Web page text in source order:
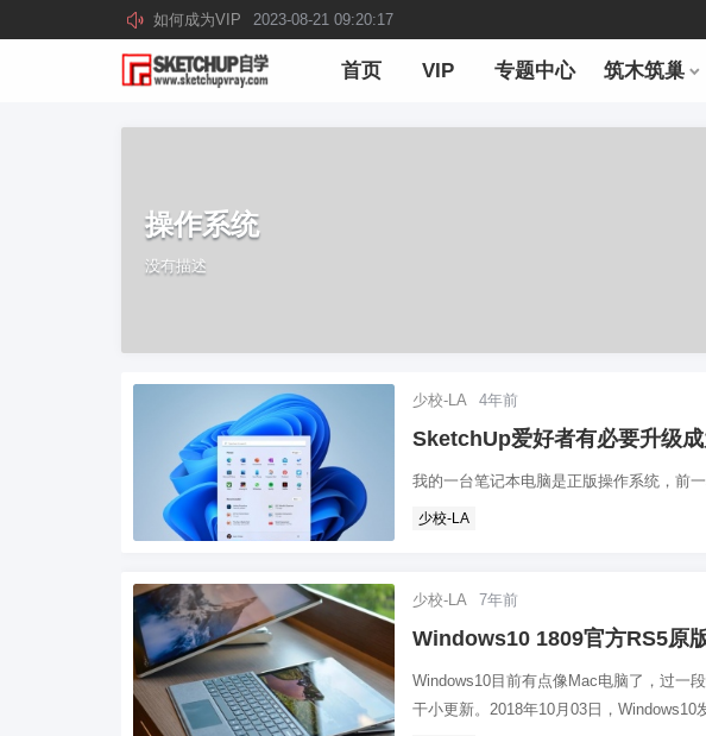
如何成为VIP 2023-08-21 09:20:17
首页 VIP 专题中心 筑木筑巢
操作系统
没有描述
少校-LA 4年前
SketchUp爱好者有必要升级
我的一台笔记本电脑是正版操作系统，前
少校-LA
少校-LA 7年前
Windows10 1809官方RS5原
Windows10目前有点像Mac电脑了，过一
干小更新。2018年10月03日，Windows10